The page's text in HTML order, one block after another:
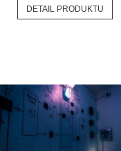
DETAIL PRODUKTU